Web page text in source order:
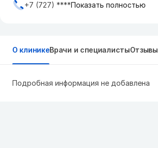
+7 (727) ****Показать полностью
О клиникеВрачи и специалистыОтзывы
Подробная информация не добавлена